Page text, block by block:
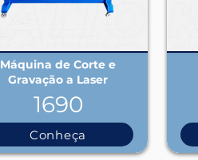
Conheça
1690
Máquina de Corte e
Gravação a Laser